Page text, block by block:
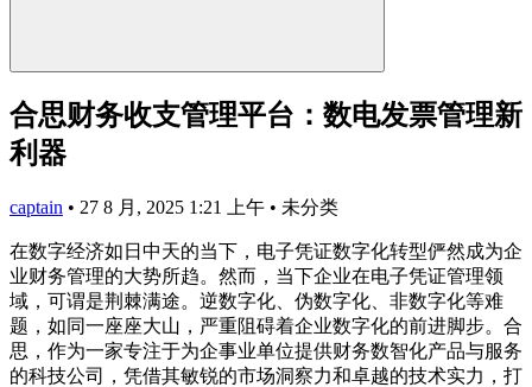
合思财务收支管理平台：数电发票管理新
利器
captain • 27 8 月, 2025 1:21 上午 • 未分类
在数字经济如日中天的当下，电子凭证数字化转型俨然成为企
业财务管理的大势所趋。然而，当下企业在电子凭证管理领
域，可谓是荆棘满途。逆数字化、伪数字化、非数字化等难
题，如同一座座大山，严重阻碍着企业数字化的前进脚步。合
思，作为一家专注于为企事业单位提供财务数智化产品与服务
的科技公司，凭借其敏锐的市场洞察力和卓越的技术实力，打